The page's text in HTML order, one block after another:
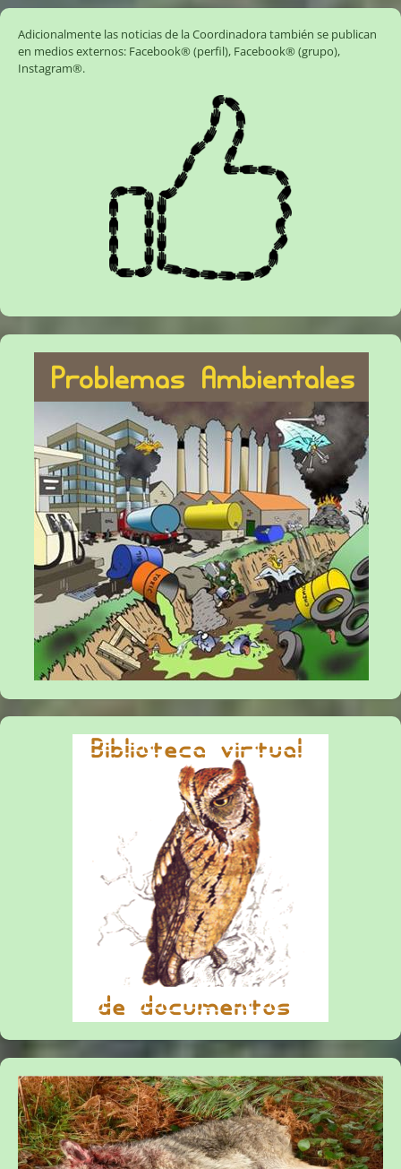
Adicionalmente las noticias de la Coordinadora también se publican
en medios externos: Facebook® (perfil), Facebook® (grupo),
Instagram®.